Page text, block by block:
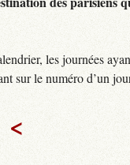
les journées
sur le numéro d’un
<